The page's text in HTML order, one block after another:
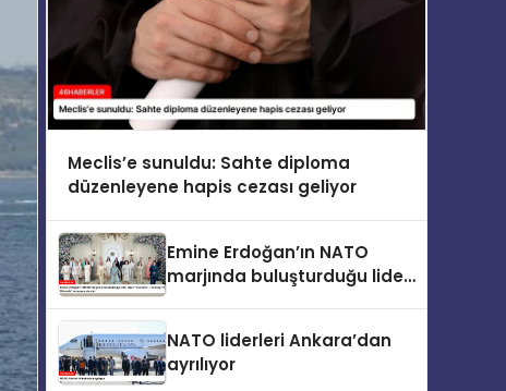
Meclis’e sunuldu: Sahte diploma
düzenleyene hapis cezası geliyor
Emine Erdoğan’ın NATO
marjında buluşturduğu lider
NATO liderleri Ankara’dan
ayrılıyor